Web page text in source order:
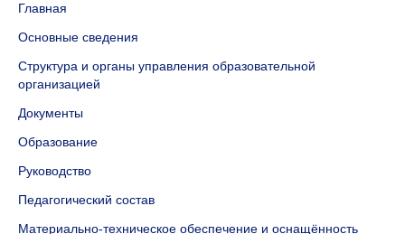
Главная
Основные сведения
Структура и органы управления образовательной
организацией
Документы
Образование
Руководство
Педагогический состав
Материально-техническое обеспечение и оснащённость